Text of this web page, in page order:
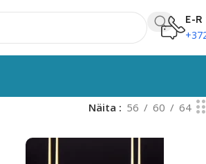
E-R
Näita 56 60 64